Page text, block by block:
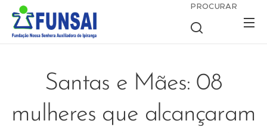
PROCURAR
Santas e Mães: 08
mulheres que alcançaram